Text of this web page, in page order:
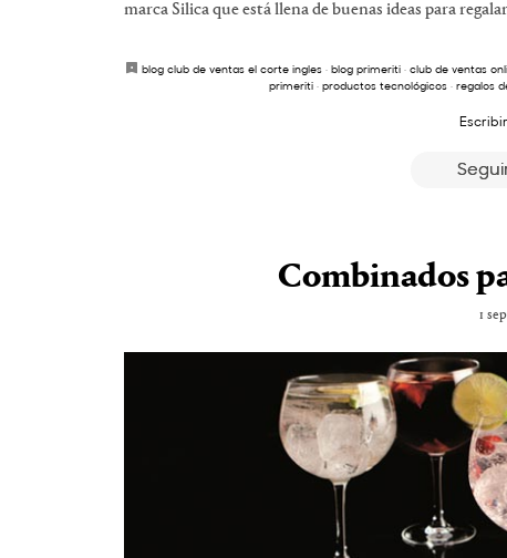
marca Silica que está llena de buenas ideas para
blog club de ventas el corte ingles · blog primeriti · club de ventas
primeriti · productos tecnológicos · regalos
Combinados
1